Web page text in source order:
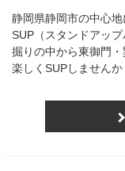
静岡県静岡市の中心地
SUP（スタンドアッ
掘りの中から東御門
楽しくSUPしません